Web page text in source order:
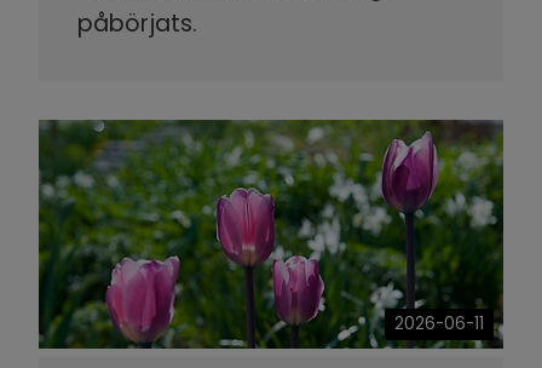
påbörjats.
2026-06-11